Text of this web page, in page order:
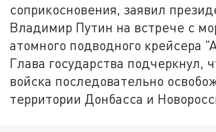
соприкосновения, заявил
Владимир Путин на встрече с
атомного подводного крейсера
Глава государства подчеркнул,
войска последовательно
территории Донбасса и